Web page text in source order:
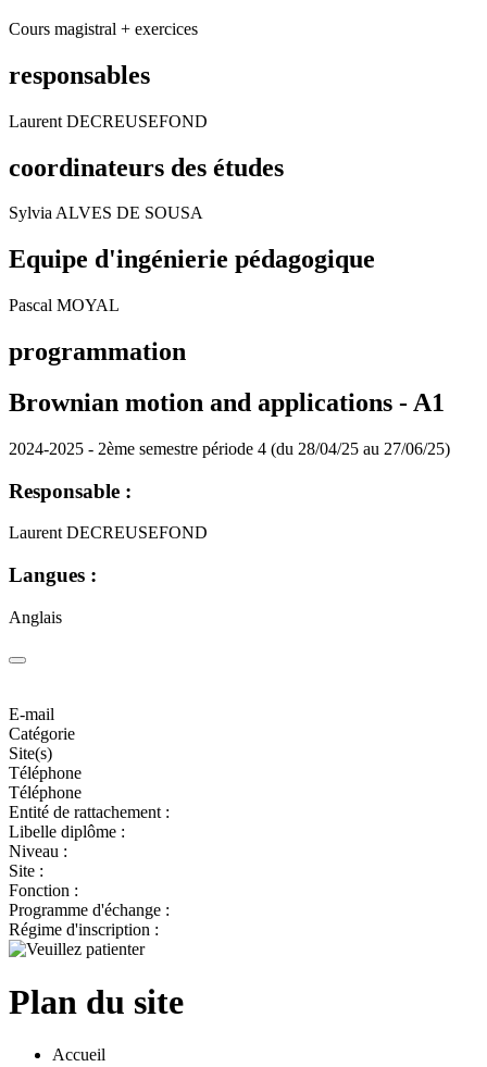
Cours magistral + exercices
responsables
Laurent DECREUSEFOND
coordinateurs des études
Sylvia ALVES DE SOUSA
Equipe d'ingénierie pédagogique
Pascal MOYAL
programmation
Brownian motion and applications - A1
2024-2025 - 2ème semestre période 4 (du 28/04/25 au 27/06/25)
Responsable :
Laurent DECREUSEFOND
Langues :
Anglais
E-mail
Catégorie
Site(s)
Téléphone
Téléphone
Entité de rattachement :
Libelle diplôme :
Niveau :
Site :
Fonction :
Programme d'échange :
Régime d'inscription :
Plan du site
Accueil